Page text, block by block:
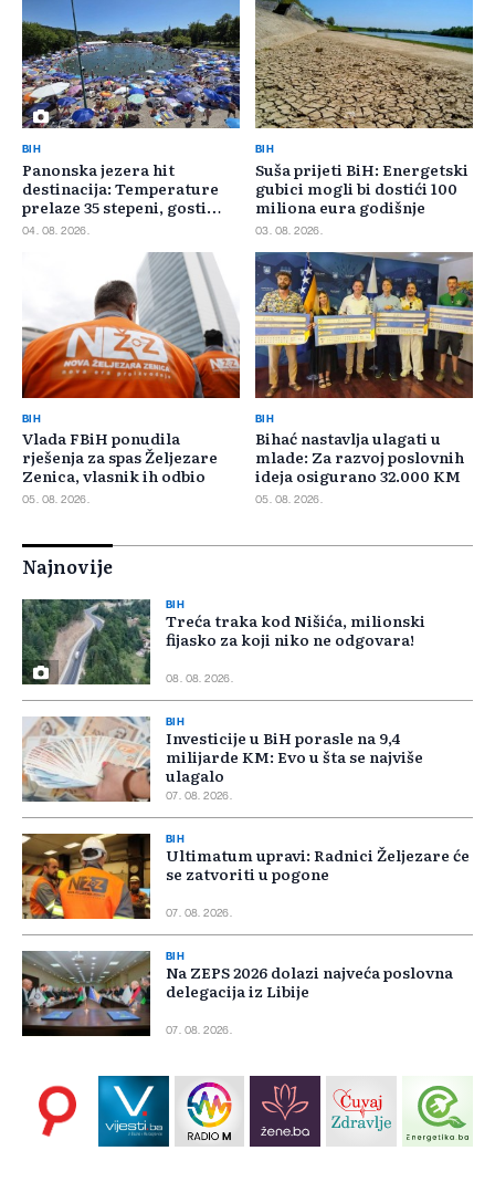
BIH
Panonska jezera hit
destinacija: Temperature
prelaze 35 stepeni, gosti
pristižu iz cijele regije
04. 08. 2026.
BIH
Suša prijeti BiH: Energetski
gubici mogli bi dostići 100
miliona eura godišnje
03. 08. 2026.
BIH
Vlada FBiH ponudila
rješenja za spas Željezare
Zenica, vlasnik ih odbio
05. 08. 2026.
BIH
Bihać nastavlja ulagati u
mlade: Za razvoj poslovnih
ideja osigurano 32.000 KM
05. 08. 2026.
Najnovije
BIH
Treća traka kod Nišića, milionski
fijasko za koji niko ne odgovara!
08. 08. 2026.
BIH
Investicije u BiH porasle na 9,4
milijarde KM: Evo u šta se najviše
ulagalo
07. 08. 2026.
BIH
Ultimatum upravi: Radnici Željezare će
se zatvoriti u pogone
07. 08. 2026.
BIH
Na ZEPS 2026 dolazi najveća poslovna
delegacija iz Libije
07. 08. 2026.